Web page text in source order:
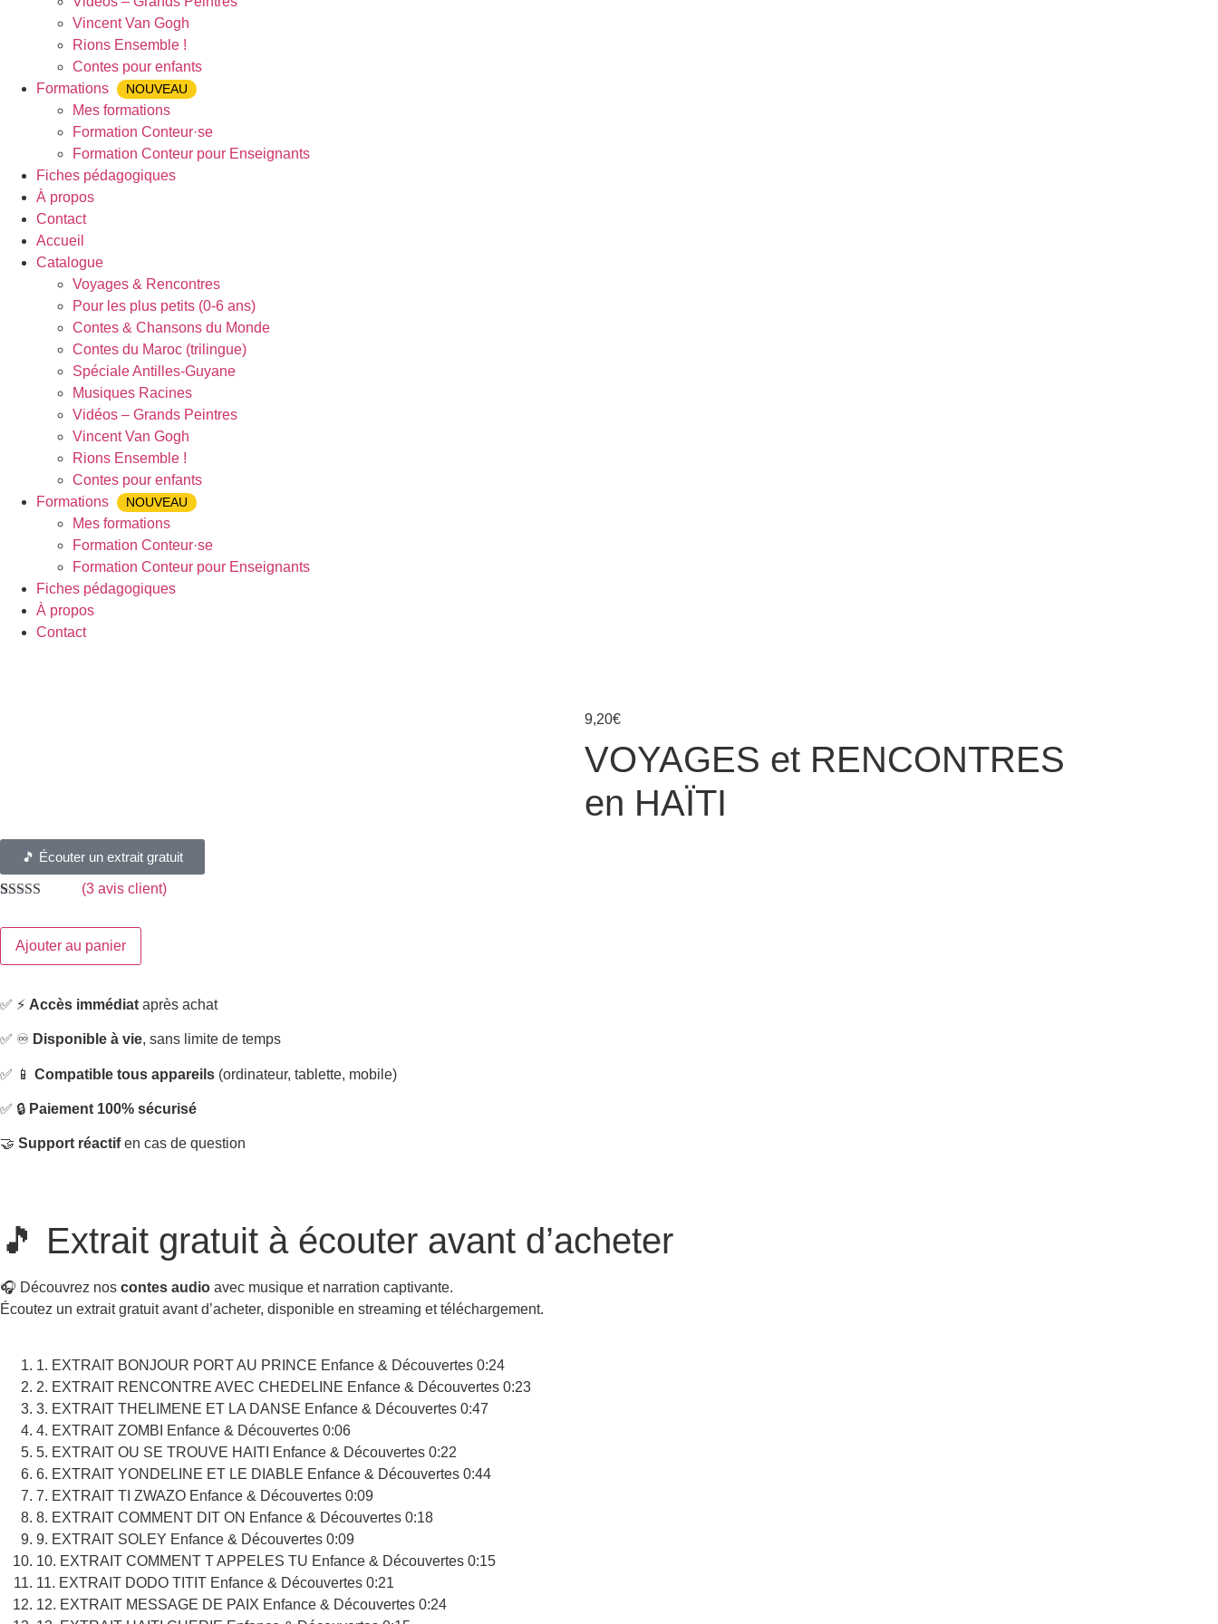
Vincent Van Gogh
Rions Ensemble !
Contes pour enfants
Formations
NOUVEAU
Mes formations
Formation Conteur·se
Formation Conteur pour Enseignants
Fiches pédagogiques
À propos
Contact
Accueil
Catalogue
Voyages & Rencontres
Pour les plus petits (0-6 ans)
Contes & Chansons du Monde
Contes du Maroc (trilingue)
Spéciale Antilles-Guyane
Musiques Racines
Vidéos – Grands Peintres
Vincent Van Gogh
Rions Ensemble !
Contes pour enfants
Formations
NOUVEAU
Mes formations
Formation Conteur·se
Formation Conteur pour Enseignants
Fiches pédagogiques
À propos
Contact
9,20€
VOYAGES et RENCONTRES
en HAÏTI
🎵 Écouter un extrait gratuit
5 basé sur
notations
client
(3 avis client)
Ajouter au panier
✅ ⚡ Accès immédiat après achat
✅ ♾️ Disponible à vie, sans limite de temps
✅ 📱 Compatible tous appareils (ordinateur, tablette, mobile)
✅ 🔒 Paiement 100% sécurisé
🤝 Support réactifen cas de question
🎵 Extrait gratuit à écouter avant d’acheter
🎧 Découvrez nos contes audio avec musique et narration captivante.
Écoutez un extrait gratuit avant d’acheter, disponible en streaming et téléchargement.
1. EXTRAIT BONJOUR PORT AU PRINCE Enfance & Découvertes 0:24
2. EXTRAIT RENCONTRE AVEC CHEDELINE Enfance & Découvertes 0:23
3. EXTRAIT THELIMENE ET LA DANSE Enfance & Découvertes 0:47
4. EXTRAIT ZOMBI
Enfance & Découvertes 0:06
5. EXTRAIT OU SE TROUVE HAITI Enfance & Découvertes 0:22
6. EXTRAIT YONDELINE ET LE DIABLE Enfance & Découvertes 0:44
7. EXTRAIT TI ZWAZO Enfance & Découvertes 0:09
8. EXTRAIT COMMENT DIT ON Enfance & Découvertes 0:18
9. EXTRAIT SOLEY Enfance & Découvertes 0:09
10. EXTRAIT COMMENT T APPELES TU Enfance & Découvertes 0:15
11. EXTRAIT DODO TITIT Enfance & Découvertes 0:21
12. EXTRAIT MESSAGE DE PAIX Enfance & Découvertes 0:24